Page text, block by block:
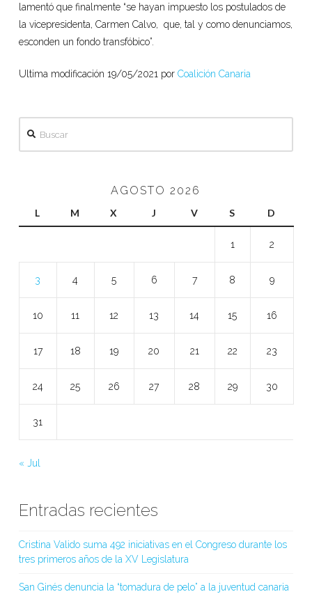
lamentó que finalmente “se hayan impuesto los postulados de
la vicepresidenta, Carmen Calvo, que, tal y como denunciamos,
esconden un fondo transfóbico”.
Ultima modificación 19/05/2021 por Coalición Canaria
AGOSTO 2026
L M X J V S D
1 2
3 4 5 6 7 8 9
10 11 12 13 14 15 16
17 18 19 20 21 22 23
24 25 26 27 28 29 30
31
« Jul
Entradas recientes
Cristina Valido suma 492 iniciativas en el Congreso durante los
tres primeros años de la XV Legislatura
San Ginés denuncia la “tomadura de pelo” a la juventud canaria